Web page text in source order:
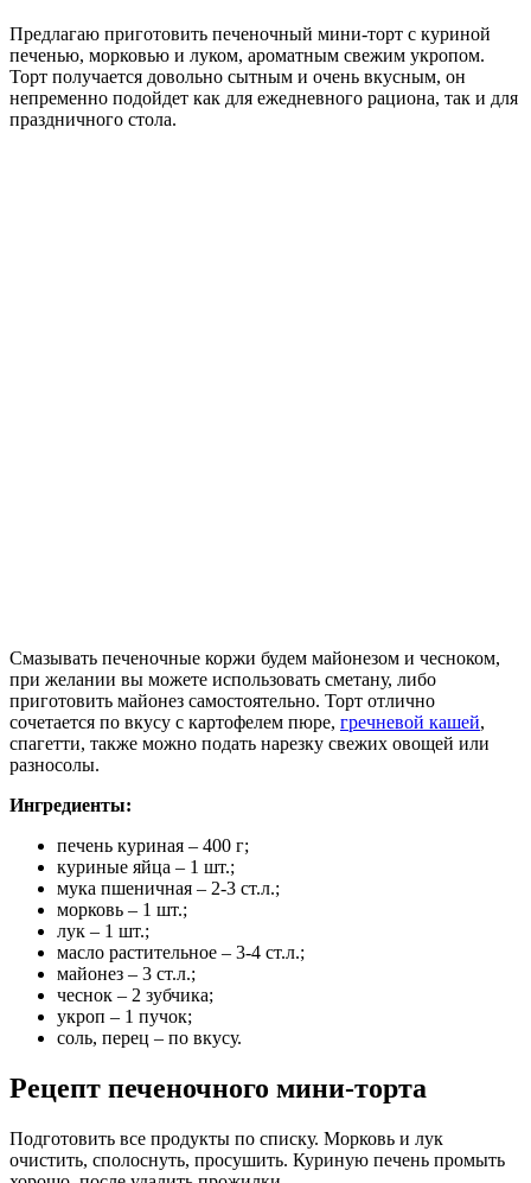
Предлагаю приготовить печеночный мини-торт с куриной
печенью, морковью и луком, ароматным свежим укропом.
Торт получается довольно сытным и очень вкусным, он
непременно подойдет как для ежедневного рациона, так и для
праздничного стола.
Смазывать печеночные коржи будем майонезом и чесноком,
при желании вы можете использовать сметану, либо
приготовить майонез самостоятельно. Торт отлично
сочетается по вкусу с картофелем пюре, гречневой кашей,
спагетти, также можно подать нарезку свежих овощей или
разносолы.
Ингредиенты:
печень куриная – 400 г;
куриные яйца – 1 шт.;
мука пшеничная – 2-3 ст.л.;
морковь – 1 шт.;
лук – 1 шт.;
масло растительное – 3-4 ст.л.;
майонез – 3 ст.л.;
чеснок – 2 зубчика;
укроп – 1 пучок;
соль, перец – по вкусу.
Рецепт печеночного мини-торта
Подготовить все продукты по списку. Морковь и лук
очистить, сполоснуть, просушить. Куриную печень промыть